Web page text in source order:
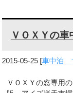
ＶＯＸＹの
2015-05-25 [車中泊
ＶＯＸＹの窓専用